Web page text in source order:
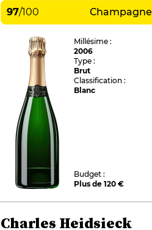
97/100 Champagne
Millésime :
2006
Type :
Brut
Classification :
Blanc
Budget :
Plus de 120 €
Charles Heidsieck